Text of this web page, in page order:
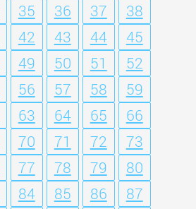
35 36 37
38
42 43 44
45
49 50 51
52
56 57 58
59
63 64 65
66
70 71 72
73
77 78 79
80
84 85 86
87